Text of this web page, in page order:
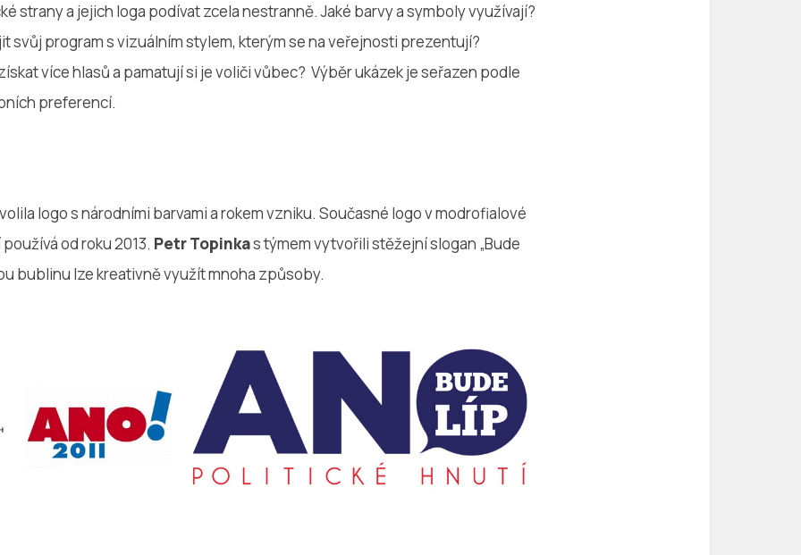
strany a jejich loga podívat zcela nestranně. Jaké barvy a symboly využívají?
svůj program s vizuálním stylem, kterým se na veřejnosti prezentují?
více hlasů a pamatují si je voliči vůbec? Výběr ukázek je seřazen podle
preferencí.
logo s národními barvami a rokem vzniku. Současné logo v modrofialové
od roku 2013. Petr Topinkas týmem vytvořili stěžejní slogan „Bude
bublinu lze kreativně využít mnoha způsoby.